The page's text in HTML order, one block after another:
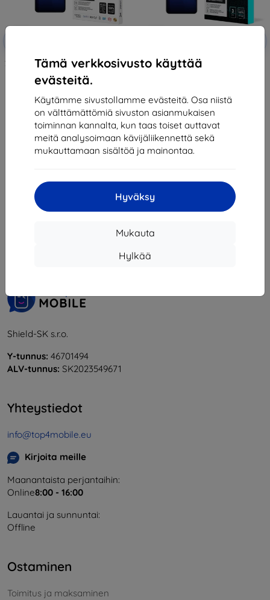
Tämä verkkosivusto käyttää
evästeitä.
Käytämme sivustollamme evästeitä. Osa niistä
on välttämättömiä sivuston asianmukaisen
toiminnan kannalta, kun taas toiset auttavat
meitä analysoimaan kävijäliikennettä sekä
mukauttamaan sisältöä ja mainontaa.
Hyväksy
Mukauta
Hylkää
3mk SilverProtection+ Protective
film for Realme 14 5G / 14T 5G
14,90 €
13,42 €
Varastossa > 5 kpl
3mk 1UP Protective film for
Realme 14 5G / 14T 5G
21,50 €
Varastossa 1 kpl
yhteensä6.
Shield-SK s.r.o.
Y-tunnus: 46701494
ALV-tunnus: SK2023549671
Yhteystiedot
info@top4mobile.eu
Kirjoita meille
Maanantaista perjantaihin:
Online8:00 - 16:00
Lauantai ja sunnuntai:
Offline
Ostaminen
Toimitus ja maksaminen